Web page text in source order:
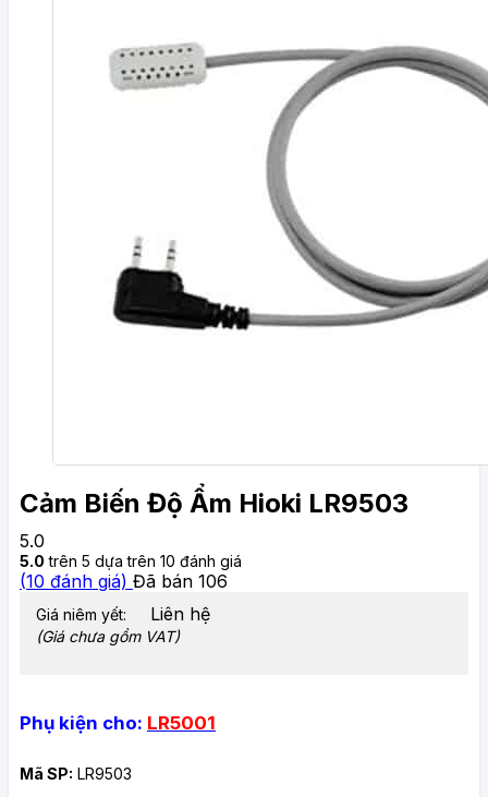
Cảm Biến Độ Ẩm Hioki LR9503
5.0
5.0 trên 5 dựa trên 10 đánh giá
(10 đánh giá) Đã bán 106
Giá niêm yết: Liên hệ
(Giá chưa gồm VAT)
Phụ kiện cho: LR5001
Mã SP: LR9503